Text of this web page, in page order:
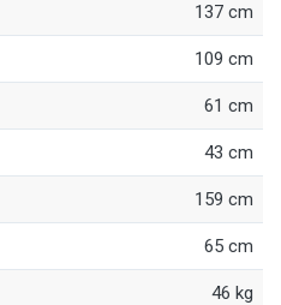
137 cm
109 cm
61 cm
43 cm
159 cm
65 cm
46 kg